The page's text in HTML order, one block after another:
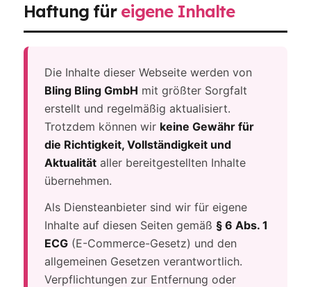
Haftung für eigene Inhalte
Die Inhalte dieser Webseite werden von
Bling Bling GmbH mit größter Sorgfalt
erstellt und regelmäßig aktualisiert.
Trotzdem können wir keine Gewähr für
die Richtigkeit, Vollständigkeit und
Aktualität aller bereitgestellten Inhalte
übernehmen.
Als Diensteanbieter sind wir für eigene
Inhalte auf diesen Seiten gemäß § 6 Abs. 1
ECG (E-Commerce-Gesetz) und den
allgemeinen Gesetzen verantwortlich.
Verpflichtungen zur Entfernung oder